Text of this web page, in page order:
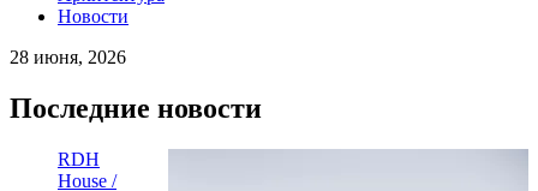
Новости
28 июня, 2026
Последние новости
RDH
House /